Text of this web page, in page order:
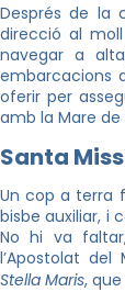
Després de la
direcció al
navegar a
embarcacions
oferir per
amb la Mare de
Santa
Un cop a terra
bisbe auxiliar, i
No hi va
l’Apostolat del
Stella Maris,